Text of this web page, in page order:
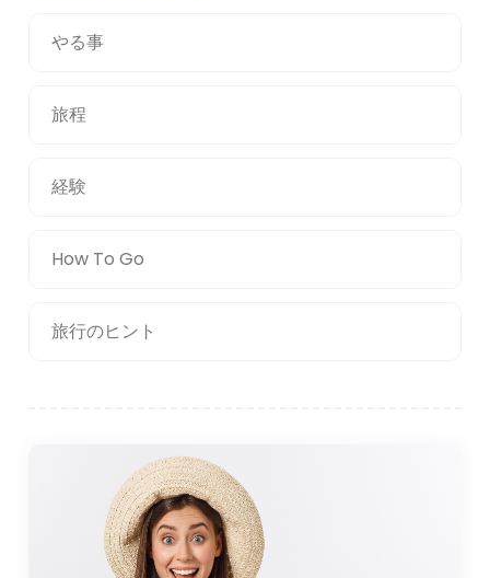
やる事
旅程
経験
How To Go
旅行のヒント